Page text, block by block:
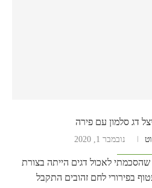
דג סלמון עם פירה
נובמבר 1, 2020
לאכול דגים הייתה בצורת
בפירורי לחם זהובים התקבל